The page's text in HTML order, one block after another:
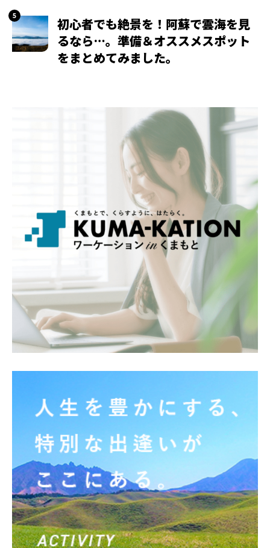
初心者でも絶景を！阿蘇で雲海を見
るなら…。準備＆オススメスポット
をまとめてみました。